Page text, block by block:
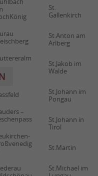
N
–
St.
Gallenkirch
St.Anton am
Arlberg
St.Jakob im
Walde
St.Johann im
Pongau
St.Johann in
Tirol
St.Martin
St.Michael im